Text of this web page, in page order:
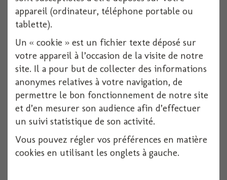
Boite fille transparente x3
appareil (ordinateur, téléphone portable ou
tablette).
Un « cookie » est un fichier texte déposé sur
votre appareil à l’occasion de la visite de notre
site. Il a pour but de collecter des informations
anonymes relatives à votre navigation, de
permettre le bon fonctionnement de notre site
et d’en mesurer son audience afin d’effectuer
un suivi statistique de son activité.
Vous pouvez régler vos préférences en matière
cookies en utilisant les onglets à gauche.